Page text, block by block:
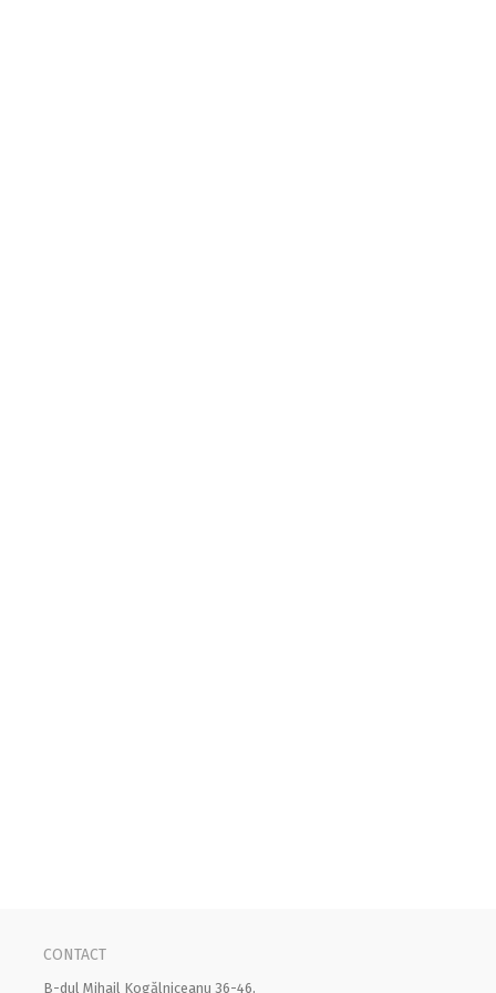
CONTACT
B-dul Mihail Kogălniceanu 36-46,